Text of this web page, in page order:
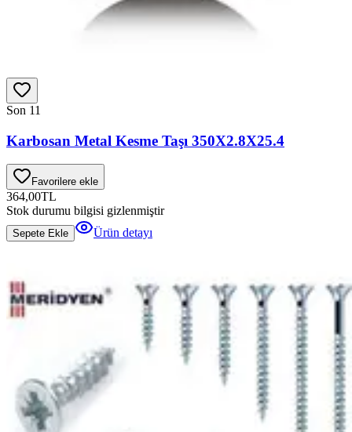
Son 11
Karbosan Metal Kesme Taşı 350X2.8X25.4
Favorilere ekle
364,00TL
Stok durumu bilgisi gizlenmiştir
Sepete Ekle Ürün detayı